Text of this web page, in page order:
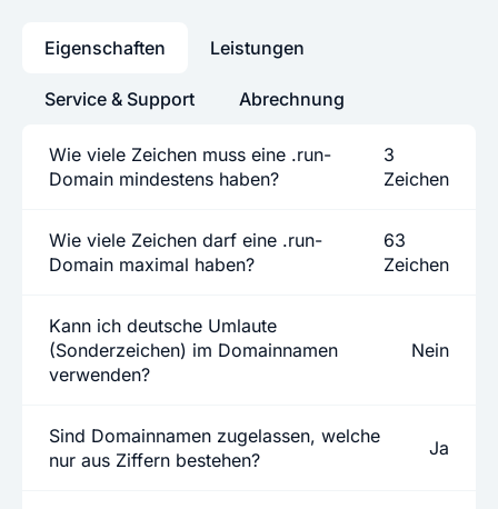
Eigenschaften
Wie viele Zeichen muss eine .run-
Domain mindestens haben?
3
Zeichen
Wie viele Zeichen darf eine .run-
Domain maximal haben?
63
Zeichen
Kann ich deutsche Umlaute
(Sonderzeichen) im Domainnamen
verwenden?
Nein
Sind Domainnamen zugelassen, welche
nur aus Ziffern bestehen?
Ja
Leistungen
Service & Support Abrechnung